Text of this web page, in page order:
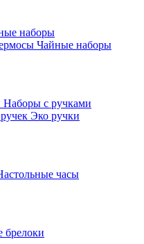
наборы
Чайные наборы
Наборы с ручками
Эко ручки
часы
брелоки